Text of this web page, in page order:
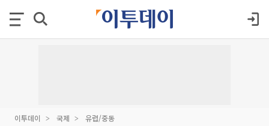
이투데이 국제 유럽/중동